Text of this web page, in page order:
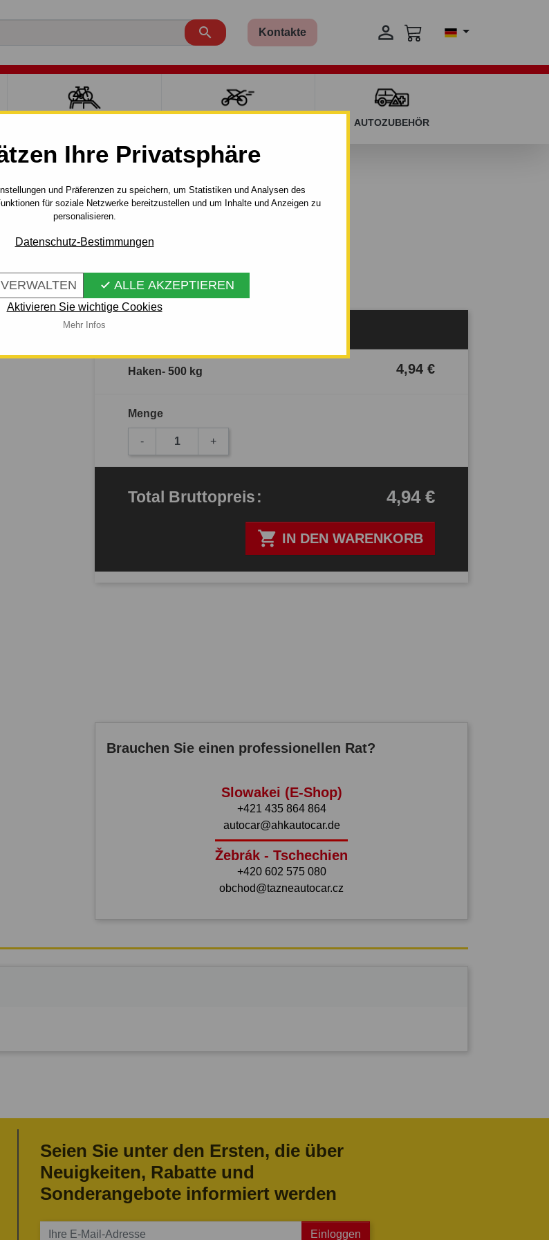
Ihre Privatsphäre
und Präferenzen zu speichern, um Statistiken und Analysen des
für soziale Netzwerke bereitzustellen und um Inhalte und Anzeigen zu
personalisieren.
Datenschutz-Bestimmungen
 ALLE AKZEPTIEREN
Aktivieren Sie wichtige Cookies
Mehr Infos
 Kontakte 
AUTOZUBEHÖR
Haken- 500 kg
Artikel-Nr.:
Ersatzhaken für Spanngurte
Haken- 500 kg 4,94 €
Menge
- +
 IN DEN WARENKORB
Total Bruttopreis: 4,94 €
Brauchen Sie einen professionellen Rat?
Slowakei (E-Shop)
+421 435 864 864
autocar@ahkautocar.de
Žebrák - Tschechien
+420 602 575 080
obchod@tazneautocar.cz
Seien Sie unter den Ersten, die über
Neuigkeiten, Rabatte und
Sonderangebote informiert werden
Einloggen